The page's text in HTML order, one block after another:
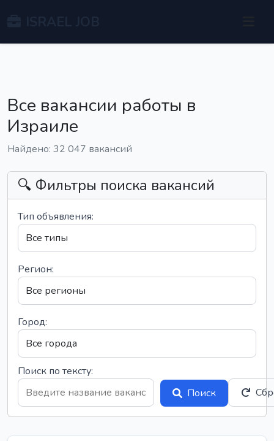
Все вакансии работы в
Израиле
Найдено: 32 047 вакансий
🔍 Фильтры поиска вакансий
Тип объявления:
Регион:
Город:
Поиск по тексту:
Поиск